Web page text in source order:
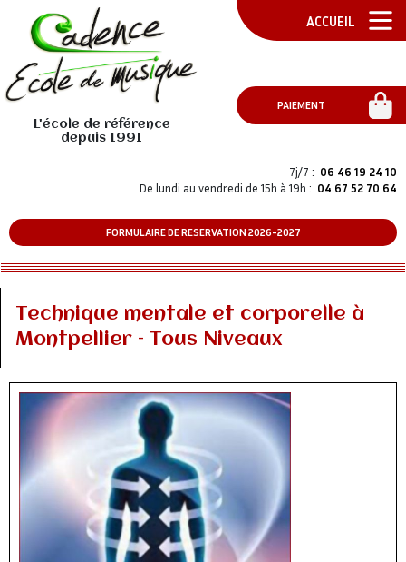
L'école de référence
depuis 1991
ACCUEIL
PAIEMENT
7j/7 : 06 46 19 24 10
De lundi au vendredi de 15h à 19h : 04 67 52 70 64
FORMULAIRE DE RESERVATION 2026-2027
Technique mentale et corporelle à
Montpellier – Tous Niveaux